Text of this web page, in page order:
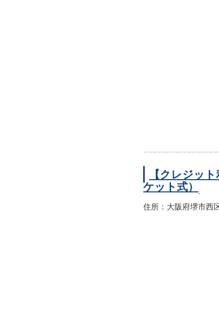
【クレジッ
ケット式）
住所：大阪府堺市西